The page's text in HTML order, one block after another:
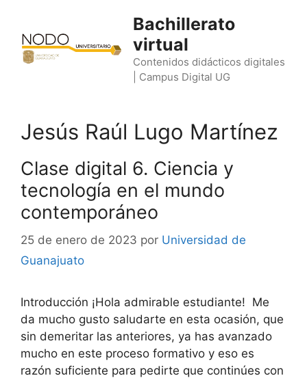
contenido
Bachillerato
virtual
Contenidos didácticos digitales
| Campus Digital UG
Jesús Raúl Lugo Martínez
Clase digital 6. Ciencia y
tecnología en el mundo
contemporáneo
25 de enero de 2023 por Universidad de
Guanajuato
Introducción ¡Hola admirable estudiante! Me
da mucho gusto saludarte en esta ocasión, que
sin demeritar las anteriores, ya has avanzado
mucho en este proceso formativo y eso es
razón suficiente para pedirte que continúes con